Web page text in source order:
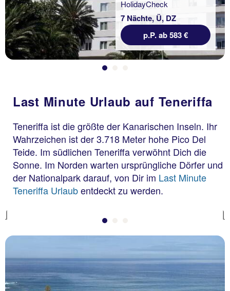
7 Nächte, Ü, DZ
p.P. ab 583 €
Last Minute Urlaub auf Teneriffa
Teneriffa ist die größte der Kanarischen Inseln. Ihr
Wahrzeichen ist der 3.718 Meter hohe Pico Del
Teide. Im südlichen Teneriffa verwöhnt Dich die
Sonne. Im Norden warten ursprüngliche Dörfer und
der Nationalpark darauf, von Dir im Last Minute
Teneriffa Urlaubentdeckt zu werden.
Previous
Teneriffa
Coral La Quinta Park
89 % Weiterempfehlung
7 Nächte, Ü, Bu
statt
769 €
p.P. ab 604 €